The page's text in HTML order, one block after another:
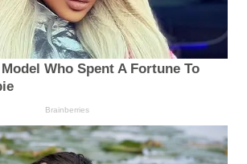
Who Spent A Fortune To
Brainberries